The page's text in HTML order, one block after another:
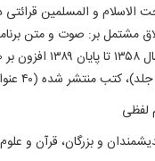
حجت الاسلام و المسلمین
مشتمل بر: صوت و متن
لفظی
و بزرگان، قرآن و